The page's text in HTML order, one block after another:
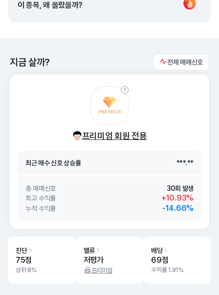
이 종목, 왜 올랐을까?
지금 살까? 전체 매매신호
프리미엄 회원 전용
26. 08/09
최근 매수 신호 상승률 ***.**
최근 매수 신호 ***.**
총 매매신호
30회 발생
최고 수익률
+10.93%
누적 수익률 -14.66%
진단
75점
상위 8%
밸류
저평가
프리미엄
배당
69점
수익률 1.91%